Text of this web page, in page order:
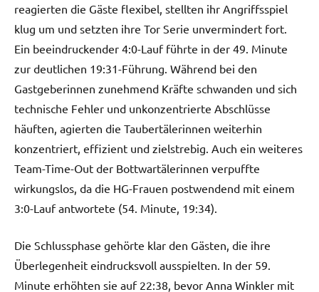
reagierten die Gäste flexibel, stellten ihr Angriffsspiel
klug um und setzten ihre Tor Serie unvermindert fort.
Ein beeindruckender 4:0-Lauf führte in der 49. Minute
zur deutlichen 19:31-Führung. Während bei den
Gastgeberinnen zunehmend Kräfte schwanden und sich
technische Fehler und unkonzentrierte Abschlüsse
häuften, agierten die Taubertälerinnen weiterhin
konzentriert, effizient und zielstrebig. Auch ein weiteres
Team-Time-Out der Bottwartälerinnen verpuffte
wirkungslos, da die HG-Frauen postwendend mit einem
3:0-Lauf antwortete (54. Minute, 19:34).
Die Schlussphase gehörte klar den Gästen, die ihre
Überlegenheit eindrucksvoll ausspielten. In der 59.
Minute erhöhten sie auf 22:38, bevor Anna Winkler mit